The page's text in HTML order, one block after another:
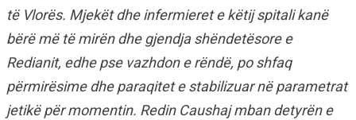
të Vlorës. Mjekët dhe infermieret e këtij spitali kanë
bërë më të mirën dhe gjendja shëndetësore e
Redianit, edhe pse vazhdon e rëndë, po shfaq
përmirësime dhe paraqitet e stabilizuar në parametrat
jetikë për momentin. Redin Caushaj mban detyrën e